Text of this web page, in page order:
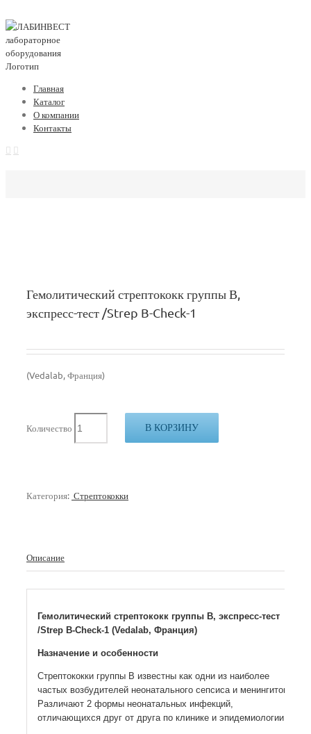
Главная
Каталог
О компании
Контакты
Гемолитический стрептококк группы В,
экспресс-тест /Strep B-Check-1
(Vedalab, Франция)
Количество В КОРЗИНУ
Категория: Стрептококки
Описание
Гемолитический стрептококк группы В, экспресс-тест
/Strep B-Check-1 (Vedalab, Франция)
Назначение и особенности
Стрептококки группы В известны как одни из наиболее
частых возбудителей неонатального сепсиса и менингитов.
Различают 2 формы неонатальных инфекций,
отличающихся друг от друга по клинике и эпидемиологии: